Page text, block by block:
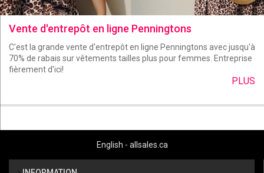
Vente d'entrepôt en ligne Penningtons
C'est la grande vente d'entrepôt en ligne Penningtons avec jusqu'à
70% de rabais sur vêtements tailles plus pour femmes. Entreprise
fièrement d'ici!
PLUS
English - allsales.ca